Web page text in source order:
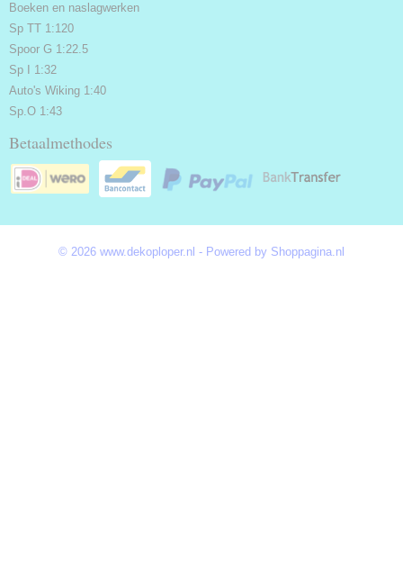
Boeken en naslagwerken
Sp TT 1:120
Spoor G 1:22.5
Sp I 1:32
Auto's Wiking 1:40
Sp.O 1:43
Betaalmethodes
© 2026 www.dekoploper.nl - Powered by Shoppagina.nl